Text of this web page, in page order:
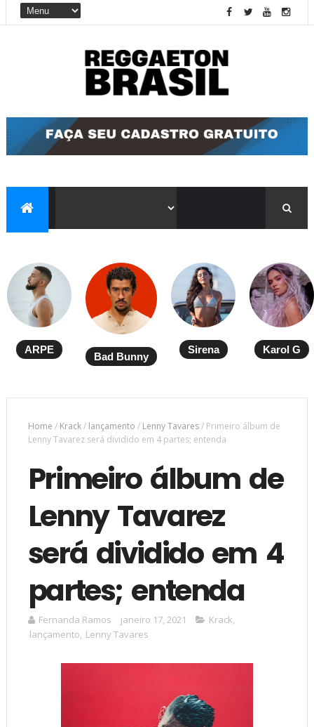
ARPE
Bad Bunny
Sirena Karol G
Home / Krack/ lançamento / Lenny Tavares/ Primeiro álbum de
Lenny Tavarez será dividido em 4 partes; entenda
Primeiro álbum de
Lenny Tavarez
será dividido em 4
partes; entenda
Fernanda Ramos janeiro 17, 2021 Krack,
lançamento, Lenny Tavares